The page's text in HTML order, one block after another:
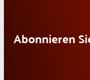
Abonnieren